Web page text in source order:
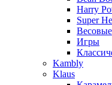
Harry
Super
Весовые
Игры
Kambly
Klaus